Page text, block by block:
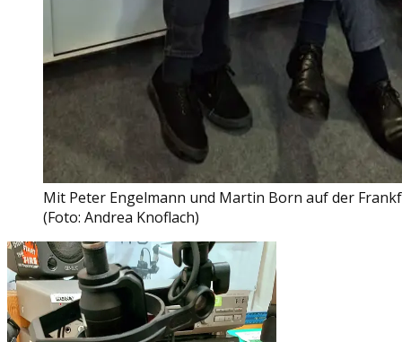
Mit Peter Engelmann und Martin Born auf der
(Foto: Andrea Knoflach)